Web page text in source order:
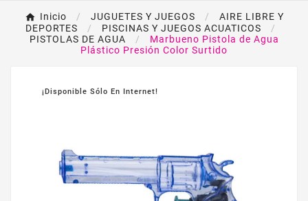
Inicio JUGUETES Y JUEGOS
AIRE LIBRE Y
DEPORTES
PISCINAS Y JUEGOS ACUATICOS
PISTOLAS DE AGUA
Marbueno Pistola de Agua
Plástico Presión Color Surtido
¡Disponible Sólo En Internet!